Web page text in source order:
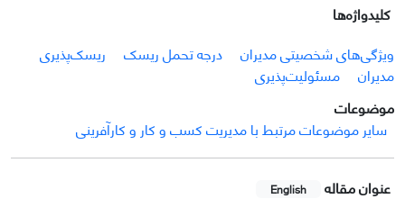
کلیدواژه‌ها
ویژگی‌های شخصیتی مدیران
درجه تحمل ریسک
ریسک‌پذیری
مدیران
مسئولیت‌پذیری
موضوعات
سایر موضوعات مرتبط با مدیریت کسب و کار و کارآفرینی
عنوان مقاله English